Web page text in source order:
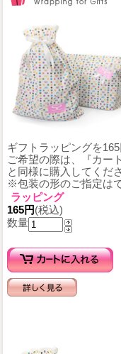
ギフトラッピングを
ご希望の際は、『カー
と同様に購入してくだ
※包装の形のご指定は
ラッピング
165円(税込)
数量